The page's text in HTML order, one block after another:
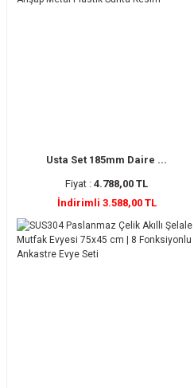
Usta Set 185mm Daire ...
Fiyat :4.788,00 TL
İndirimli 3.588,00 TL